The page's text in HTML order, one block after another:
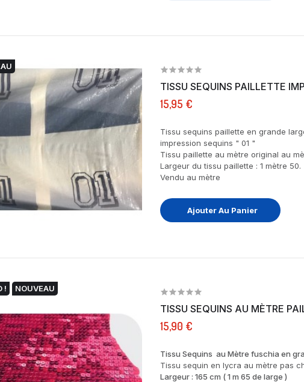
TISSU SEQUINS PAILLETTE
15,95 €
Tissu sequins paillette en grande
impression sequins " 01 "
Tissu paillette au mètre original au
Largeur du tissu paillette : 1 mètre 50.
Vendu au mètre
Ajouter Au Panier
! NOUVEAU
TISSU SEQUINS AU MÈTRE
15,90 €
Tissu Sequins au Mètre fuschia en
Tissu sequin en lycra au mètre pas
Largeur : 165 cm ( 1 m 65 de large )